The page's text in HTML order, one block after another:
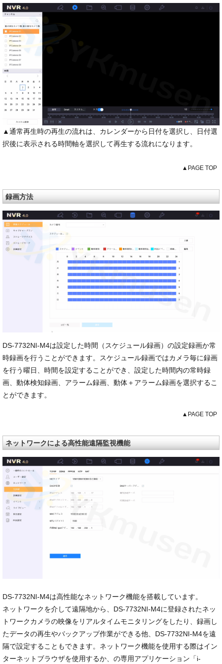
▲通常再生時の再生の流れは、カレンダーから日付を選択し、日付選
択後に表示される時間軸を選択して再生する流れになります。
▲PAGE TOP
録画方法
DS-7732NI-M4は設定した時間（スケジュール録画）の設定録画か常
時録画を行うことができます。スケジュール録画ではカメラ毎に録画
を行う曜日、時間を設定することができ、設定した時間内の常時録
画、動体検知録画、アラーム録画、動体＋アラーム録画を選択するこ
とができます。
▲PAGE TOP
ネットワークによる高性能遠隔監視機能
DS-7732NI-M4は高性能なネットワーク機能を搭載しています。
ネットワークを介して遠隔地から、DS-7732NI-M4に登録されたネッ
トワークカメラの映像をリアルタイムモニタリングをしたり、録画し
たデータの再生やバックアップ作業ができる他、DS-7732NI-M4を遠
隔で設定することもできます。ネットワーク機能を使用する際はイン
ターネットブラウザを使用するか、の専用アプリケーション「i-